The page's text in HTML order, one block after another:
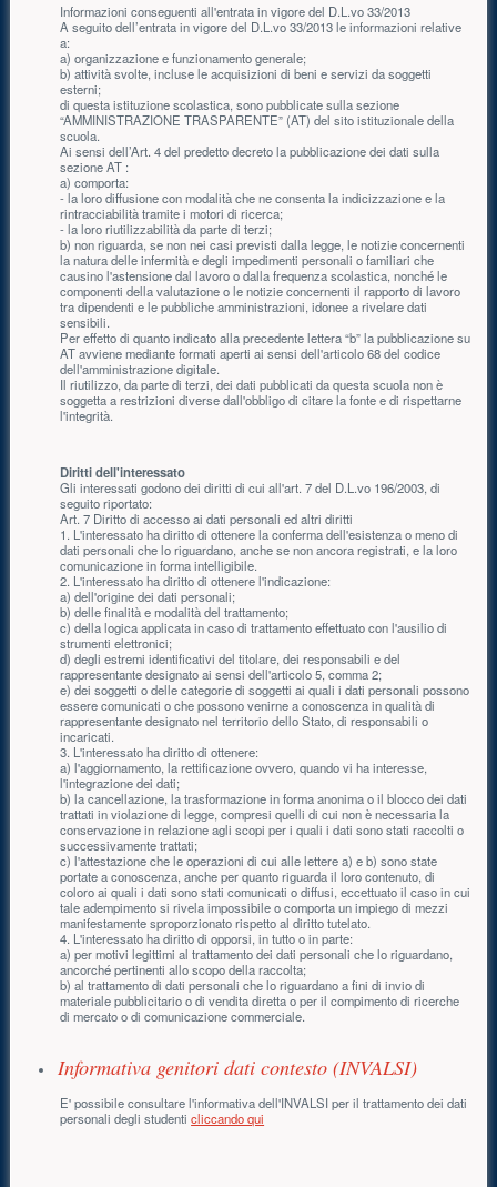
Informazioni conseguenti all'entrata in vigore del D.L.vo 33/2013
A seguito dell’entrata in vigore del D.L.vo 33/2013 le informazioni relative
a:
a) organizzazione e funzionamento generale;
b) attività svolte, incluse le acquisizioni di beni e servizi da soggetti
esterni;
di questa istituzione scolastica, sono pubblicate sulla sezione
“AMMINISTRAZIONE TRASPARENTE” (AT) del sito istituzionale della
scuola.
Ai sensi dell’Art. 4 del predetto decreto la pubblicazione dei dati sulla
sezione AT :
a) comporta:
- la loro diffusione con modalità che ne consenta la indicizzazione e la
rintracciabilità tramite i motori di ricerca;
- la loro riutilizzabilità da parte di terzi;
b) non riguarda, se non nei casi previsti dalla legge, le notizie concernenti
la natura delle infermità e degli impedimenti personali o familiari che
causino l'astensione dal lavoro o dalla frequenza scolastica, nonché le
componenti della valutazione o le notizie concernenti il rapporto di lavoro
tra dipendenti e le pubbliche amministrazioni, idonee a rivelare dati
sensibili.
Per effetto di quanto indicato alla precedente lettera “b” la pubblicazione su
AT avviene mediante formati aperti ai sensi dell'articolo 68 del codice
dell'amministrazione digitale.
Il riutilizzo, da parte di terzi, dei dati pubblicati da questa scuola non è
soggetta a restrizioni diverse dall'obbligo di citare la fonte e di rispettarne
l'integrità.
Diritti dell'interessato
Gli interessati godono dei diritti di cui all'art. 7 del D.L.vo 196/2003, di
seguito riportato:
Art. 7 Diritto di accesso ai dati personali ed altri diritti
1. L'interessato ha diritto di ottenere la conferma dell'esistenza o meno di
dati personali che lo riguardano, anche se non ancora registrati, e la loro
comunicazione in forma intelligibile.
2. L'interessato ha diritto di ottenere l'indicazione:
a) dell'origine dei dati personali;
b) delle finalità e modalità del trattamento;
c) della logica applicata in caso di trattamento effettuato con l'ausilio di
strumenti elettronici;
d) degli estremi identificativi del titolare, dei responsabili e del
rappresentante designato ai sensi dell'articolo 5, comma 2;
e) dei soggetti o delle categorie di soggetti ai quali i dati personali possono
essere comunicati o che possono venirne a conoscenza in qualità di
rappresentante designato nel territorio dello Stato, di responsabili o
incaricati.
3. L'interessato ha diritto di ottenere:
a) l'aggiornamento, la rettificazione ovvero, quando vi ha interesse,
l'integrazione dei dati;
b) la cancellazione, la trasformazione in forma anonima o il blocco dei dati
trattati in violazione di legge, compresi quelli di cui non è necessaria la
conservazione in relazione agli scopi per i quali i dati sono stati raccolti o
successivamente trattati;
c) l'attestazione che le operazioni di cui alle lettere a) e b) sono state
portate a conoscenza, anche per quanto riguarda il loro contenuto, di
coloro ai quali i dati sono stati comunicati o diffusi, eccettuato il caso in cui
tale adempimento si rivela impossibile o comporta un impiego di mezzi
manifestamente sproporzionato rispetto al diritto tutelato.
4. L'interessato ha diritto di opporsi, in tutto o in parte:
a) per motivi legittimi al trattamento dei dati personali che lo riguardano,
ancorché pertinenti allo scopo della raccolta;
b) al trattamento di dati personali che lo riguardano a fini di invio di
materiale pubblicitario o di vendita diretta o per il compimento di ricerche
di mercato o di comunicazione commerciale.
Informativa genitori dati contesto (INVALSI)
E' possibile consultare l'informativa dell'INVALSI per il trattamento dei dati
personali degli studenticliccando qui